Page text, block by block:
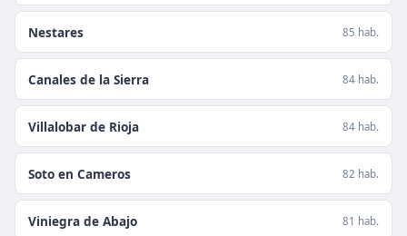
Nestares 85 hab.
Canales de la Sierra 84 hab.
Villalobar de Rioja 84 hab.
Soto en Cameros 82 hab.
Viniegra de Abajo 81 hab.